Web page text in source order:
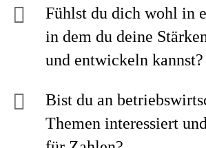
Fühlst du dich wohl in
in dem du deine
und entwickeln kannst?
Bist du an
Themen interessiert